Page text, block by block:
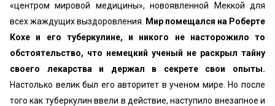
«центром мировой медицины», новоявленной Меккой для
всех жаждущих выздоровления.
Мир поме­щался на Роберте
Кохе и его туберкулине, и никого не насторожило то
обстоятельство, что немецкий ученый не раскрыл тайну
своего лекарства и держал в секрете свои опыты.
Настолько велик был его авторитет в ученом ми­ре. Но после
того как туберкулин ввели в действие, на­ступило внезапное и